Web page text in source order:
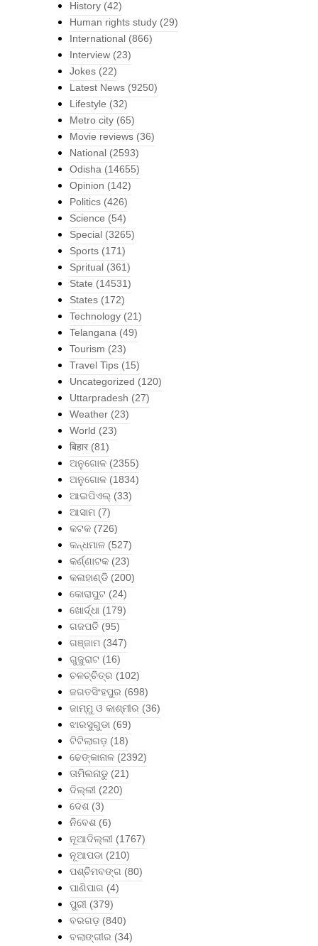
History (42)
Human rights study (29)
International (866)
Interview (23)
Jokes (22)
Latest News (9250)
Lifestyle (32)
Metro city (65)
Movie reviews (36)
National (2593)
Odisha (14655)
Opinion (142)
Politics (426)
Science (54)
Special (3265)
Sports (171)
Spritual (361)
State (14531)
States (172)
Technology (21)
Telangana (49)
Tourism (23)
Travel Tips (15)
Uncategorized (120)
Uttarpradesh (27)
Weather (23)
World (23)
बिहार (81)
ଅନୁଗୋଳ (2355)
ଅନୁଗୋଳ (1834)
ଆଇପିଏଲ୍ (33)
ଆସାମ (7)
କଟକ (726)
କନ୍ଧମାଳ (527)
କର୍ଣ୍ଣାଟକ (23)
କଳାହାଣ୍ଡି (200)
କୋରାପୁଟ (24)
ଖୋର୍ଦ୍ଧା (179)
ଗଜପତି (95)
ଗଞ୍ଜାମ (347)
ଗୁଜୁରାଟ (16)
ଚଳଚ୍ଚିତ୍ର (102)
ଜଗତସିଂହପୁର (698)
ଜାମ୍ମୁ ଓ କାଶ୍ମୀର (36)
ଝାରସୁଗୁଡା (69)
ଟିଟିଲାଗଡ଼ (18)
ଢେଙ୍କାନାଳ (2392)
ତାମିଲନାଡୁ (21)
ଦିଲ୍ଲୀ (220)
ଦେଶ (3)
ନିବେଶ (6)
ନୂଆଦିଲ୍ଲୀ (1767)
ନୂଆପଡା (210)
ପଶ୍ଚିମବଙ୍ଗ (80)
ପାଣିପାଗ (4)
ପୁରୀ (379)
ବରଗଡ଼ (840)
ବଲାଙ୍ଗୀର (34)